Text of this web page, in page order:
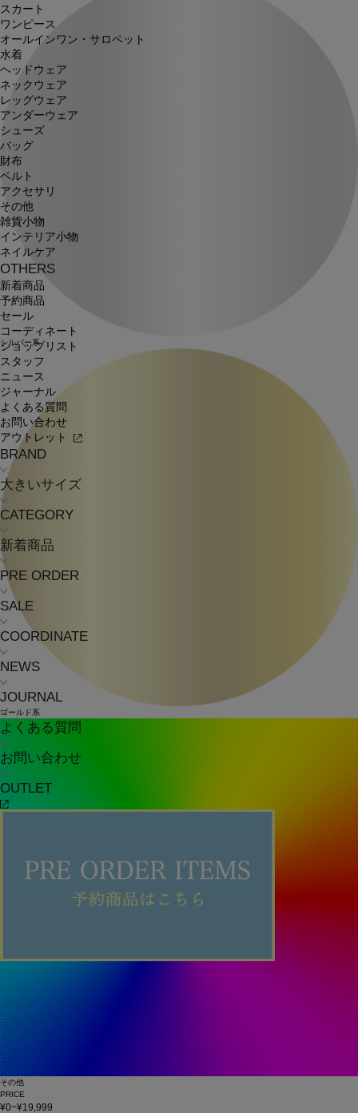
スカート
ワンピース
オールインワン・サロペット
水着
ヘッドウェア
ネックウェア
レッグウェア
アンダーウェア
シューズ
バッグ
財布
ベルト
アクセサリ
その他
雑貨小物
インテリア小物
ネイルケア
OTHERS
新着商品
予約商品
セール
コーディネート
ショップリスト
スタッフ
ニュース
ジャーナル
よくある質問
お問い合わせ
アウトレット
BRAND
大きいサイズ
CATEGORY
新着商品
PRE ORDER
SALE
COORDINATE
NEWS
JOURNAL
よくある質問
お問い合わせ
OUTLET
シルバー系
ゴールド系
その他
PRICE
¥0~¥19,999